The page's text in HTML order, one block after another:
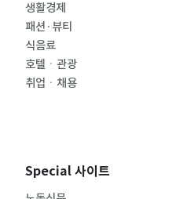
생활경제
패션·뷰티
식음료
호텔ㆍ관광
취업ㆍ채용
Special 사이트